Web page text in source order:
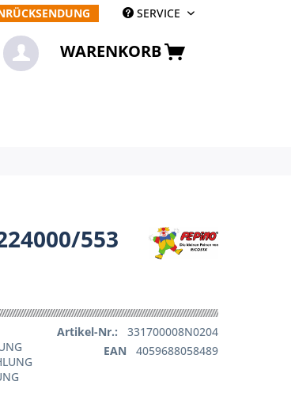
SERVICE
WARENKORB
553
Artikel-Nr.:
331700008N0204
EAN
4059688058489